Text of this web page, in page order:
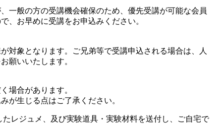
一般の方の受講機会確保のため、優先受講が可能な会員
、お早めに受講をお申込みください。
対象となります。ご兄弟等で受講申込される場合は、人
願いいたします。
場合があります。
が生じる点はご了承ください。
レジュメ、及び実験道具・実験材料を送付し、ご自宅で